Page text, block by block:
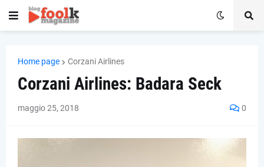
Home page Corzani Airlines
Corzani Airlines: Badara Seck
maggio 25, 2018 0